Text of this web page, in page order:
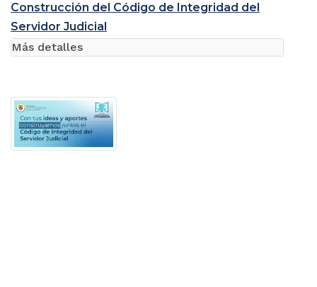
Construcción del Código de Integridad del
Servidor Judicial
Más detalles